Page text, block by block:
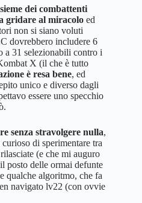
dei combattenti
gridare al miracolo ed
non si siano voluti
dovrebbero includere 6
a 31 selezionabili contro i
X (il che è tutto
è resa bene, ed
unico e diverso dagli
essere uno specchio
senza stravolgere nulla,
di sperimentare tra
(e che mi auguro
posto delle ormai defunte
qualche algoritmo, che fa
navigato lv22 (con ovvie